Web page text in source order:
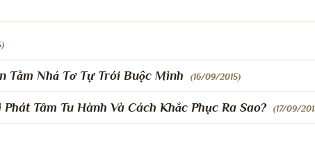
Tằm Nhả Tơ Tự Trói Buộc Mình (16/09/2015)
Tâm Tu Hành Và Cách Khắc Phục Ra Sao? (17/09/